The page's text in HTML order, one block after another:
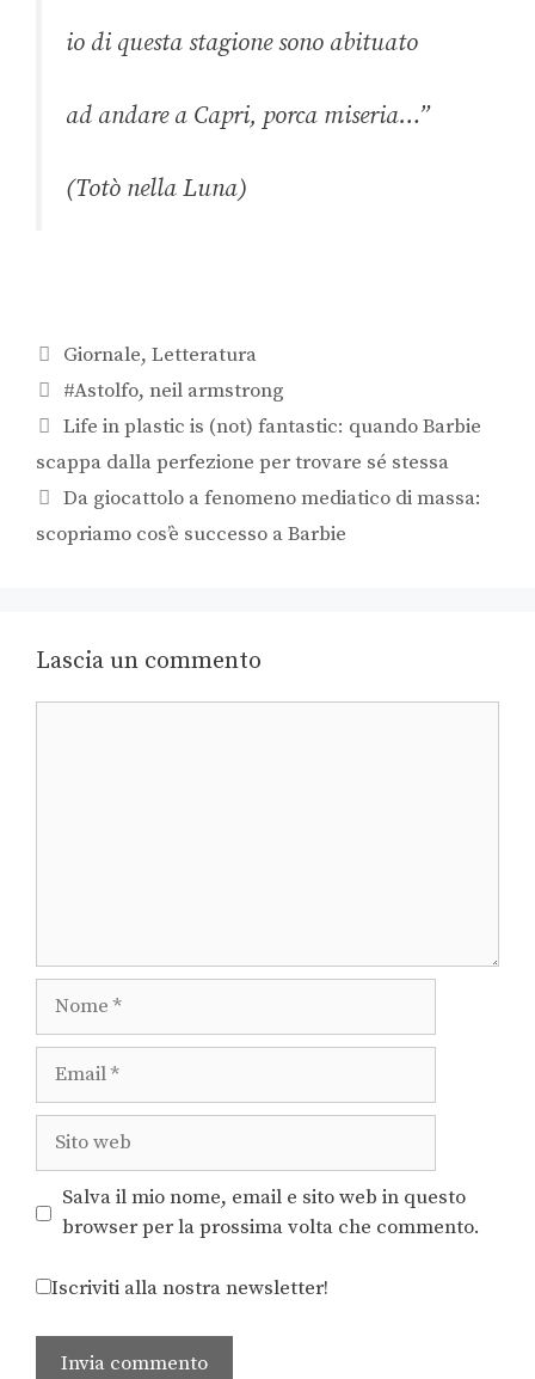
io di questa stagione sono abituato
ad andare a Capri, porca miseria…”
(Totò nella Luna)
Giornale,Letteratura
#Astolfo,neil armstrong
Life in plastic is (not) fantastic: quando Barbie
scappa dalla perfezione per trovare sé stessa
Da giocattolo a fenomeno mediatico di massa:
scopriamo cos’è successo a Barbie
Lascia un commento
Salva il mio nome, email e sito web in questo
browser per la prossima volta che commento.
Iscriviti alla nostra newsletter!